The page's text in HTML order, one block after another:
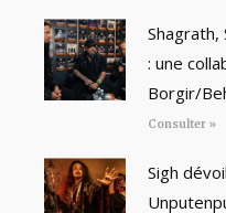
: une
Borgir/
Consulter »
Sigh